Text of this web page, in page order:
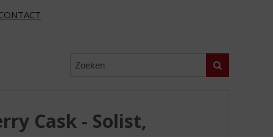
Zoeken
Cask - Solist,